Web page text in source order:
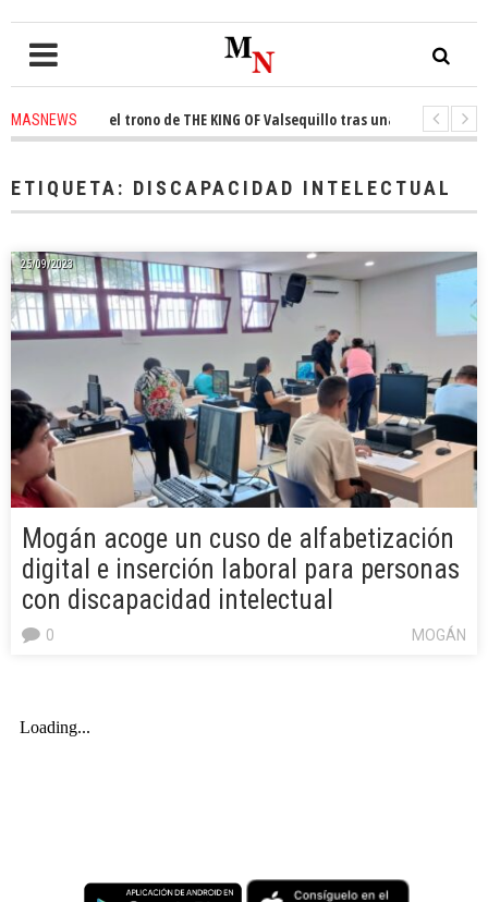
MASNEWSel trono de THE KING OF Valsequillo tras una jornada de
ETIQUETA: DISCAPACIDAD INTELECTUAL
25/09/2023
Mogán acoge un cuso de alfabetización
digital e inserción laboral para personas
con discapacidad intelectual
MOGÁN
0